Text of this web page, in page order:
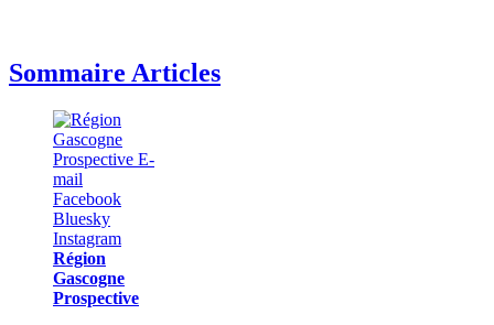
Sommaire Articles
Région
Gascogne
Prospective